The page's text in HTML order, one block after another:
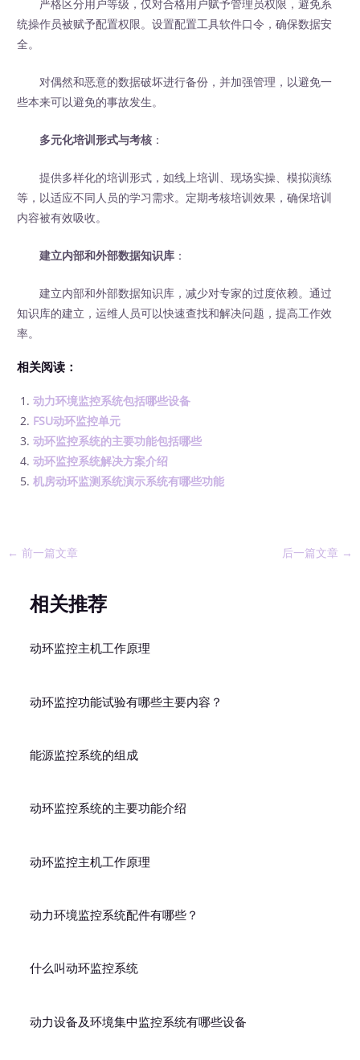
严格区分用户等级，仅对合格用户赋予管理员权限，避免系
统操作员被赋予配置权限。设置配置工具软件口令，确保数据安
全。
对偶然和恶意的数据破坏进行备份，并加强管理，以避免一
些本来可以避免的事故发生。
多元化培训形式与考核 ：
提供多样化的培训形式，如线上培训、现场实操、模拟演练
等，以适应不同人员的学习需求。定期考核培训效果，确保培训
内容被有效吸收。
建立内部和外部数据知识库 ：
建立内部和外部数据知识库，减少对专家的过度依赖。通过
知识库的建立，运维人员可以快速查找和解决问题，提高工作效
率。
相关阅读：
动力环境监控系统包括哪些设备
FSU动环监控单元
动环监控系统的主要功能包括哪些
动环监控系统解决方案介绍
机房动环监测系统演示系统有哪些功能
← 前一篇文章 后一篇文章 →
相关推荐
动环监控主机工作原理
动环监控功能试验有哪些主要内容？
能源监控系统的组成
动环监控系统的主要功能介绍
动环监控主机工作原理
动力环境监控系统配件有哪些？
什么叫动环监控系统
动力设备及环境集中监控系统有哪些设备